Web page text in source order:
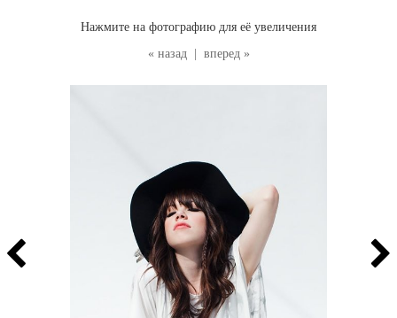
« назад вперед »
Нажмите на фотографию для её увеличения